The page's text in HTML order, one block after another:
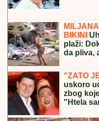
SMRŠALA 15
BIKINIJUVoditeljka
medalju: Obavlja
muškarcima padnu vilice